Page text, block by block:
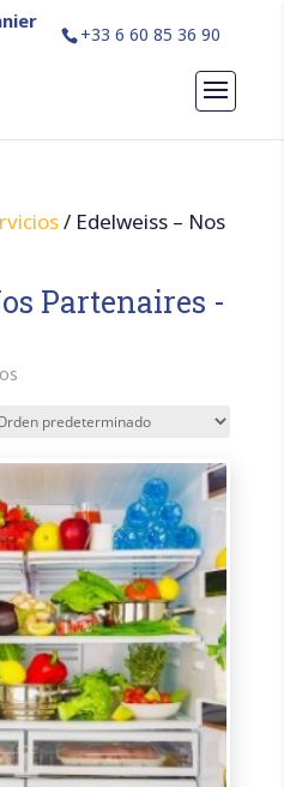
+33 6 60 85 36 90
/ Edelweiss – Nos
Partenaires -